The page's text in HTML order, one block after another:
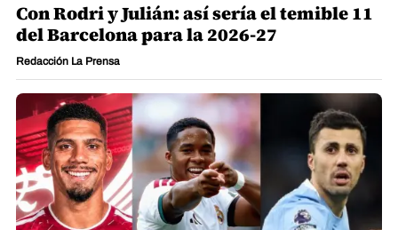
Con Rodri y Julián: así sería el temible 11
del Barcelona para la 2026-27
Redacción La Prensa